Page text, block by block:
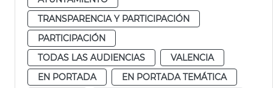
TRANSPARENCIA Y PARTICIPACIÓN
PARTICIPACIÓN
TODAS LAS AUDIENCIAS
VALENCIA
EN PORTADA
EN PORTADA TEMÁTICA